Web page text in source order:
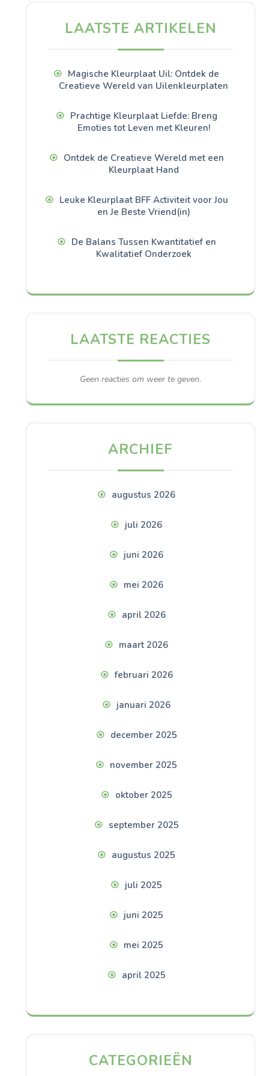
LAATSTE ARTIKELEN
Magische Kleurplaat Uil: Ontdek de
Creatieve Wereld van Uilenkleurplaten
Prachtige Kleurplaat Liefde: Breng
Emoties tot Leven met Kleuren!
Ontdek de Creatieve Wereld met een
Kleurplaat Hand
Leuke Kleurplaat BFF Activiteit voor Jou
en Je Beste Vriend(in)
De Balans Tussen Kwantitatief en
Kwalitatief Onderzoek
LAATSTE REACTIES
Geen reacties om weer te geven.
ARCHIEF
augustus 2026
juli 2026
juni 2026
mei 2026
april 2026
maart 2026
februari 2026
januari 2026
december 2025
november 2025
oktober 2025
september 2025
augustus 2025
juli 2025
juni 2025
mei 2025
april 2025
CATEGORIEËN